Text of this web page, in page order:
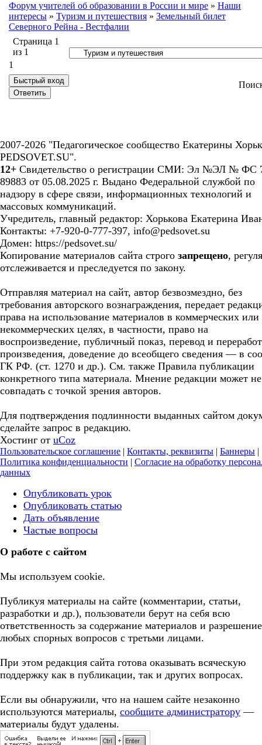
Форум учителей об образовании в России и мире » Наши
интересы » Туризм и путешествия » Земельный билет
Северного Рейна - Вестфалии
Страница 1
из 1
1
2007-2026 "Педагогическое сообщество Екатерины
PEDSOVET.SU".
12+ Свидетельство о регистрации СМИ: Эл №ЭЛ № ФС
89883 от 05.08.2025 г. Выдано Федеральной службой по
надзору в сфере связи, информационных технологий и
массовых коммуникаций.
Учредитель, главный редактор: Хорькова Екатерина
Контакты: +7-920-0-777-397, info@pedsovet.su
Домен: https://pedsovet.su/
Копирование материалов сайта строго запрещено,
отслеживается и преследуется по закону.
Отправляя материал на сайт, автор безвозмездно, без
требования авторского вознаграждения, передает
права на использование материалов в коммерческих или
некоммерческих целях, в частности, право на
воспроизведение, публичный показ, перевод и
произведения, доведение до всеобщего сведения — в
ГК РФ. (ст. 1270 и др.). См. также Правила публикации
конкретного типа материала. Мнение редакции может не
совпадать с точкой зрения авторов.
Для подтверждения подлинности выданных сайтом
сделайте запрос в редакцию.
Хостинг от uCoz
Пользовательское соглашение | Контакты, реквизиты | Баннеры |
Политика конфиденциальности | Согласие на обработку
данных
Опубликовать урок
Опубликовать статью
Дать объявление
Частые вопросы
О работе с сайтом
Мы используем cookie.
Публикуя материалы на сайте (комментарии, статьи,
разработки и др.), пользователи берут на себя всю
ответственность за содержание материалов и разрешение
любых спорных вопросов с третьми лицами.
При этом редакция сайта готова оказывать всяческую
поддержку как в публикации, так и других вопросах.
Если вы обнаружили, что на нашем сайте незаконно
используются материалы, сообщите администратору —
материалы будут удалены.